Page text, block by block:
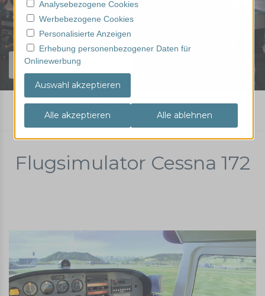
Finde dein Erlebnis...
Flugsimulator Cessna 172
Flugsimulator Cessna 172
Analysebezogene Cookies
Werbebezogene Cookies
Personalisierte Anzeigen
Erhebung personenbezogener Daten für
Onlinewerbung